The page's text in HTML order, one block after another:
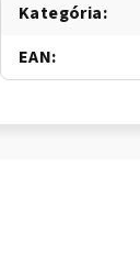
Kategória:
EAN: